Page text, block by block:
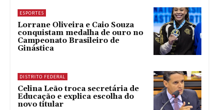
ESPORTES
Lorrane Oliveira e Caio Souza
conquistam medalha de ouro no
Campeonato Brasileiro de
Ginástica
DISTRITO FEDERAL
Celina Leão troca secretária de
Educação e explica escolha do
novo titular